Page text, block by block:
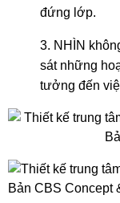
đứng lớp.
3. NHÌN
sát những
tưởng đến